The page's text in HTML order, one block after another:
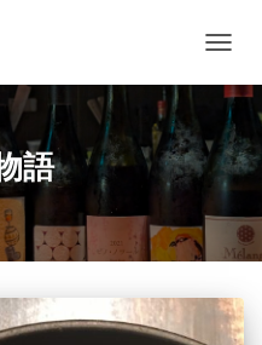
ビ
ゲ
ー
シ
ョ
を
切
え
語